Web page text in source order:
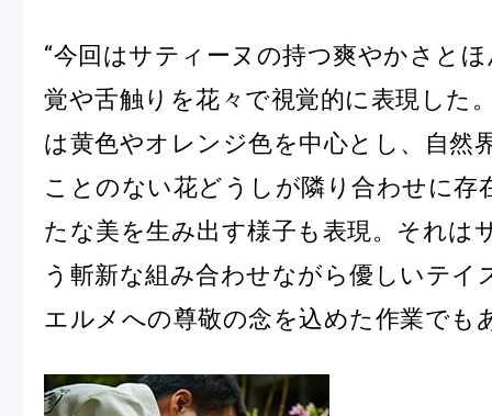
“今回はサティーヌの持つ爽やかさと
覚や舌触りを花々で視覚的に表現した
は黄色やオレンジ色を中心とし、自然
ことのない花どうしが隣り合わせに存
たな美を生み出す様子も表現。それは
う斬新な組み合わせながら優しいテイ
エルメへの尊敬の念を込めた作業でも